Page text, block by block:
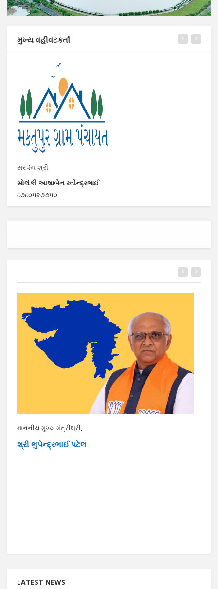
મુખ્ય વહીવટકર્તા
સરપંચ શ્રી
સોલંકી આશાબેન રવીન્દ્રભાઈ
૮૭૮૦૫૨૭૭૫૦
માનનીય મુખ્ય મંત્રીશ્રી,
શ્રી ભુપેન્દ્રભાઈ પટેલ
LATEST NEWS
ડોર ટુ ડોર ઘન કચરાના નિકાલ સારું તમામ ઘરોમાં કચરાપેટીઓનું